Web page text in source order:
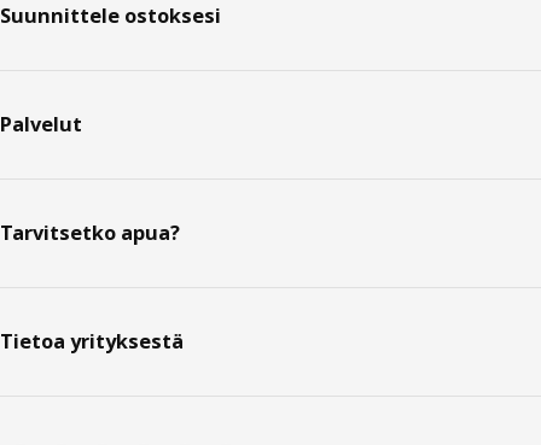
Suunnittele ostoksesi
Palvelut
Tarvitsetko apua?
Tietoa yrityksestä